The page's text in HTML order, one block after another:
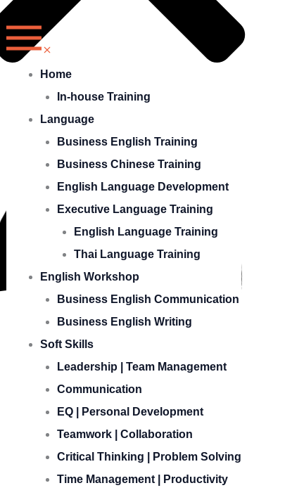
Home
In-house Training
Language
Business English Training
Business Chinese Training
English Language Development
Executive Language Training
English Language Training
Thai Language Training
English Workshop
Business English Communication
Business English Writing
Soft Skills
Leadership | Team Management
Communication
EQ | Personal Development
Teamwork | Collaboration
Critical Thinking | Problem Solving
Time Management | Productivity